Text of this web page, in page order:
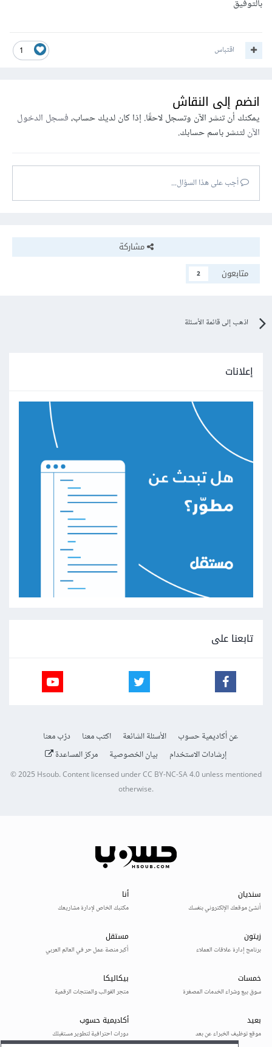
بالتوفيق
1 اقتباس
انضم إلى النقاش
يمكنك أن تنشر الآن وتسجل لاحقًا. إذا كان لديك حساب،فسجل الدخول
الآنلتنشر باسم حسابك.
أجب على هذا السؤال...
مشاركة
متابعون
2
اذهب إلى قائمة الأسئلة
إعلانات
تابعنا على
عن أكاديمية حسوب الأسئلة الشائعة اكتب معنا
درّب معنا
إرشادات الاستخدام
بيان الخصوصية مركز المساعدة
© 2025Hsoub.Content licensed underCC BY-NC-SA 4.0unless mentioned
otherwise.